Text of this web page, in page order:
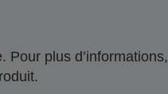
plus d’informations,